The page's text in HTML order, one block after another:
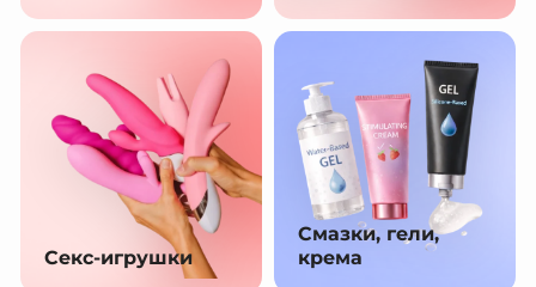
Секс-игрушки
Смазки, гели,
крема